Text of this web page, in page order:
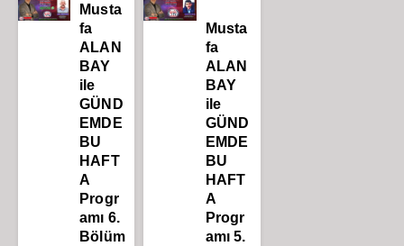
Musta
fa
ALAN
BAY
ile
GÜND
EMDE
BU
HAFT
A
Progr
amı 6.
Bölüm
Musta
fa
ALAN
BAY
ile
GÜND
EMDE
BU
HAFT
A
Progr
amı 5.